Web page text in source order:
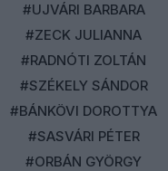
#UJVÁRI BARBARA
#ZECK JULIANNA
#RADNÓTI ZOLTÁN
#SZÉKELY SÁNDOR
#BÁNKÖVI DOROTTYA
#SASVÁRI PÉTER
#ORBÁN GYÖRGY